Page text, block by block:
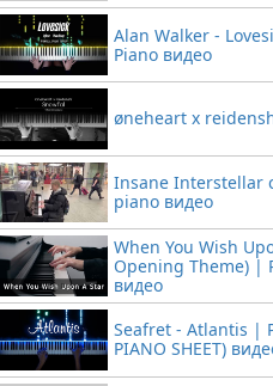
Alan Walker -
Piano видео
øneheart x
Insane Interstellar
piano видео
When You Wish
Opening Theme) |
видео
Seafret - Atlantis |
PIANO SHEET)